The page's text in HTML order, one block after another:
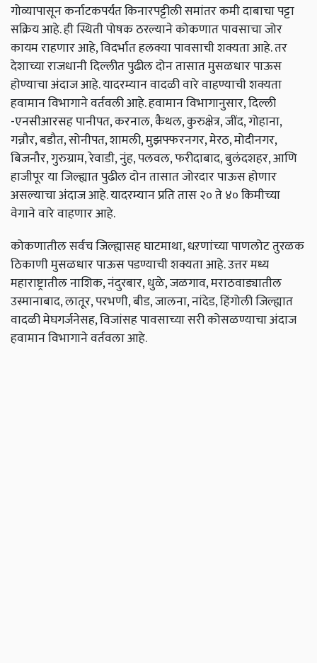
गोव्यापासून कर्नाटकपर्यंत किनारपट्टीली समांतर कमी दाबाचा पट्टा
सक्रिय आहे. ही स्थिती पोषक ठरल्याने कोकणात पावसाचा जोर
कायम राहणार आहे, विदर्भात हलक्या पावसाची शक्यता आहे. तर
देशाच्या राजधानी दिल्लीत पुढील दोन तासात मुसळधार पाऊस
होण्याचा अंदाज आहे. यादरम्यान वादळी वारे वाहण्याची शक्यता
हवामान विभागाने वर्तवली आहे. हवामान विभागानुसार, दिल्ली
-एनसीआरसह पानीपत, करनाल, कैथल, कुरुक्षेत्र, जींद, गोहाना,
गन्नौर, बडौत, सोनीपत, शामली, मुझफ्फरनगर, मेरठ, मोदीनगर,
बिजनौर, गुरुग्राम, रेवाडी, नुंह, पलवल, फरीदाबाद, बुलंदशहर, आणि
हाजीपूर या जिल्ह्यात पुढील दोन तासात जोरदार पाऊस होणार
असल्याचा अंदाज आहे. यादरम्यान प्रति तास २० ते ४० किमीच्या
वेगाने वारे वाहणार आहे.
कोकणातील सर्वच जिल्ह्यासह घाटमाथा, धऱणांच्या पाणलोट तुरळक
ठिकाणी मुसळधार पाऊस पडण्याची शक्यता आहे. उत्तर मध्य
महाराष्ट्रातील नाशिक, नंदुरबार, धुळे, जळगाव, मराठवाड्यातील
उस्मानाबाद, लातूर, परभणी, बीड, जालना, नांदेड, हिंगोली जिल्ह्यात
वादळी मेघगर्जनेसह, विजांसह पावसाच्या सरी कोसळण्याचा अंदाज
हवामान विभागाने वर्तवला आहे.